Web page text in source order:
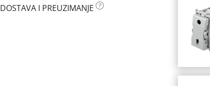
DOSTAVA I PREUZIMANJE